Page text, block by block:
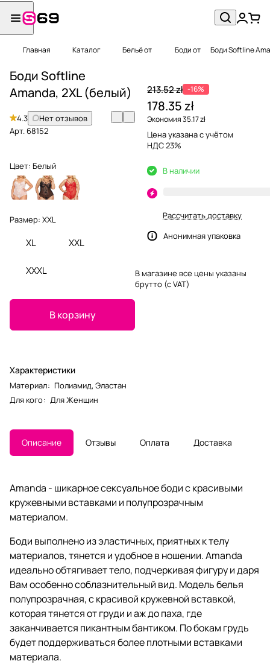
Главная Каталог Бельё от Боди от Боди Softline
Боди Softline
Amanda, 2XL (белый)
4.3
Нет отзывов
Арт.68152
Цвет: Белый
Размер: XXL
XL XXL
XXXL
В корзину
Характеристики
Материал: Полиамид, Эластан
Для кого: Для Женщин
213.52 zł -16%
178.35 zł
Экономия 35.17 zł
Цена указана с учётом
НДС 23%
В наличии
Рассчитать доставку
Анонимная упаковка
В магазине все цены указаны
брутто (с VAT)
Описание Отзывы Оплата Доставка
Amanda - шикарное сексуальное боди с красивыми
кружевными вставками и полупрозрачным
материалом.
Боди выполнено из эластичных, приятных к телу
материалов, тянется и удобное в ношении. Amanda
идеально обтягивает тело, подчеркивая фигуру и даря
Вам особенно соблазнительный вид. Модель белья
полупрозрачная, с красивой кружевной вставкой,
которая тянется от груди и аж до паха, где
заканчивается пикантным бантиком. По бокам грудь
будет поддерживаться более плотными вставками
материала.